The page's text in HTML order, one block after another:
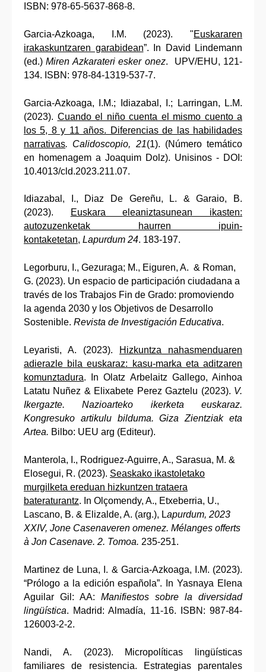
ISBN: 978-65-5637-868-8.
Garcia-Azkoaga, I.M. (2023). "Euskararen
irakaskuntzaren garabidean”. In David Lindemann
(ed.)Miren Azkarateri esker onez. UPV/EHU, 121-
134. ISBN: 978-84-1319-537-7.
Garcia-Azkoaga, I.M.; Idiazabal, I.; Larringan, L.M.
(2023). Cuando el niño cuenta el mismo cuento a
los 5, 8 y 11 años. Diferencias de las habilidades
narrativas. Calidoscopio, 21(1). (Número temático
en homenagem a Joaquim Dolz). Unisinos - DOI:
10.4013/cld.2023.211.07.
Idiazabal, I., Diaz De Gereñu, L. & Garaio, B.
(2023).
Euskara eleaniztasunean ikasten:
autozuzenketak haurren ipuin-
kontaketetan, Lapurdum 24. 183-197.
Legorburu, I., Gezuraga; M., Eiguren, A. & Roman,
G. (2023). Un espacio de participación ciudadana a
través de los Trabajos Fin de Grado: promoviendo
la agenda 2030 y los Objetivos de Desarrollo
Sostenible. Revista de Investigación Educativa.
Leyaristi, A. (2023).
Hizkuntza nahasmenduaren
adierazle bila euskaraz: kasu-marka eta aditzaren
komunztadura. In Olatz Arbelaitz Gallego, Ainhoa
Latatu Nuñez & Elixabete Perez Gaztelu (2023). V.
Ikergazte. Nazioarteko ikerketa euskaraz.
Kongresuko artikulu bilduma. Giza Zientziak eta
Artea. Bilbo: UEU arg (Editeur).
Manterola, I., Rodriguez-Aguirre, A., Sarasua, M. &
Elosegui, R. (2023). Seaskako ikastoletako
murgilketa ereduan hizkuntzen trataera
bateraturantz. In Olçomendy, A., Etxeberria, U.,
Lascano, B. & Elizalde, A. (arg.), Lapurdum, 2023
XXIV, Jone Casenaveren omenez. Mélanges offerts
à Jon Casenave. 2. Tomoa. 235-251.
Martinez de Luna, I. & Garcia-Azkoaga, I.M. (2023).
“Prólogo a la edición española”. In Yasnaya Elena
Aguilar Gil: AA: Manifiestos sobre la diversidad
lingüística. Madrid: Almadía, 11-16. ISBN: 987-84-
126003-2-2.
Nandi, A. (2023). Micropolíticas lingüísticas
familiares de resistencia. Estrategias parentales